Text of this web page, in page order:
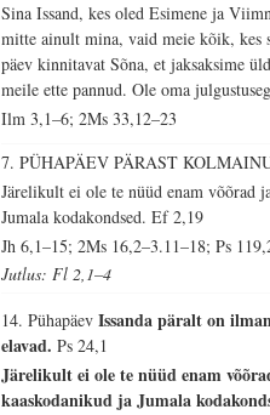
Sina Issand, kes oled Esimene ja
mitte ainult mina, vaid meie kõik, kes
päev kinnitavat Sõna, et jaksaksime
meile ette pannud. Ole oma
Ilm 3,1–6; 2Ms 33,12–23
7. PÜHAPÄEV PÄRAST
Järelikult ei ole te nüüd enam võõrad
Jumala kodakondsed.Ef 2,19
Jh 6,1–15; 2Ms 16,2–3.11–18; Ps
Jutlus: Fl 2,1–4
14. PühapäevIssanda päralt on
elavad.Ps 24,1
Järelikult ei ole te nüüd enam
kaaskodanikud ja Jumala